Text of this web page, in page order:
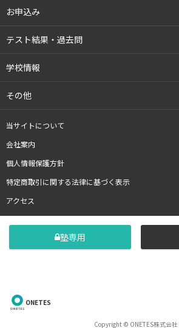
お申込み
テスト結果・過去問
学校情報
その他
当サイトについて
会社案内
個人情報保護方針
特定商取引に関する法律に基づく表示
アクセス
塾専用
ONETES
Copyright © ONETES株式会社